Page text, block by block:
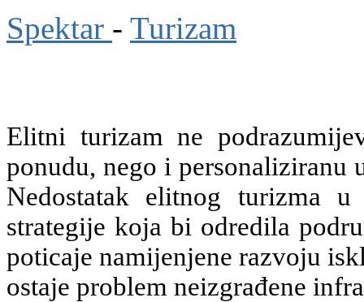
Spektar - Turizam
Elitni turizam ne
ponudu, nego i personaliziranu
Nedostatak elitnog turizma
strategije koja bi odredila
poticaje namijenjene razvoju
ostaje problem neizgrađene